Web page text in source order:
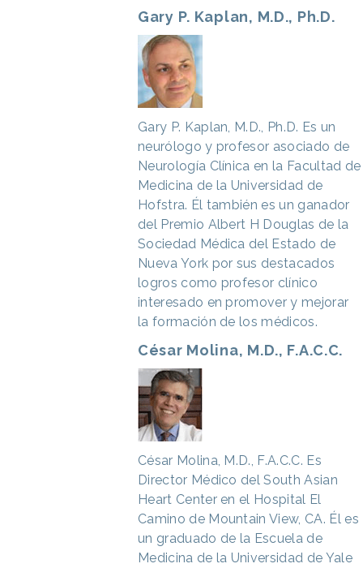
Gary P. Kaplan, M.D., Ph.D.
Gary P. Kaplan, M.D., Ph.D. Es un
neurólogo y profesor asociado de
Neurología Clínica en la Facultad de
Medicina de la Universidad de
Hofstra. Él también es un ganador
del Premio Albert H Douglas de la
Sociedad Médica del Estado de
Nueva York por sus destacados
logros como profesor clínico
interesado en promover y mejorar
la formación de los médicos.
César Molina, M.D., F.A.C.C.
César Molina, M.D., F.A.C.C. Es
Director Médico del South Asian
Heart Center en el Hospital El
Camino de Mountain View, CA. Él es
un graduado de la Escuela de
Medicina de la Universidad de Yale